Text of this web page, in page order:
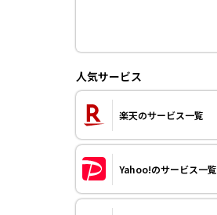
人気サービス
楽天のサービス一覧
Yahoo!のサービス一覧